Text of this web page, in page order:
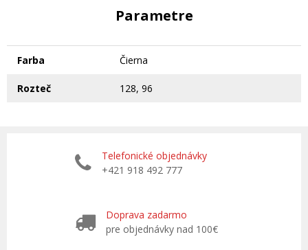
Parametre
Farba Čierna
Rozteč 128, 96
Telefonické objednávky
+421 918 492 777
Doprava zadarmo
pre objednávky nad 100€